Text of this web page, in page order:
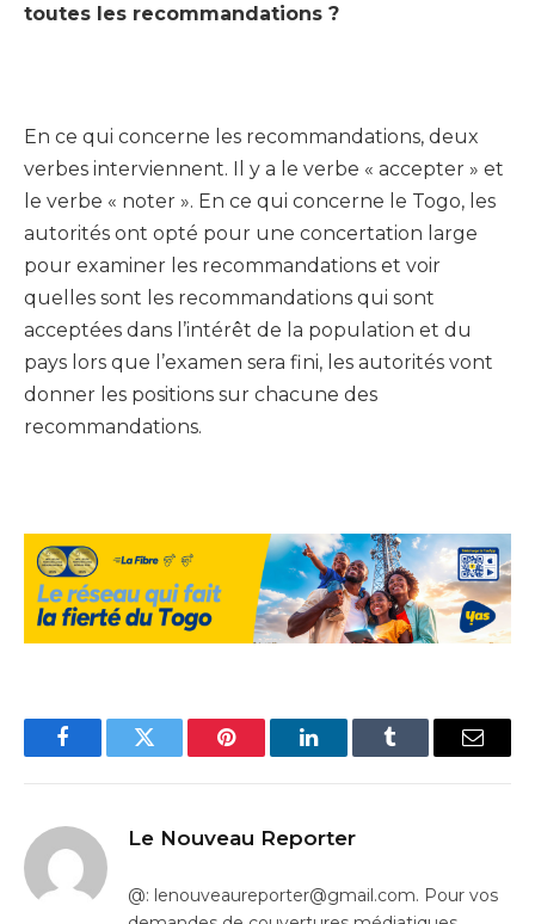
toutes les recommandations ?
En ce qui concerne les recommandations, deux
verbes interviennent. Il y a le verbe « accepter » et
le verbe « noter ». En ce qui concerne le Togo, les
autorités ont opté pour une concertation large
pour examiner les recommandations et voir
quelles sont les recommandations qui sont
acceptées dans l’intérêt de la population et du
pays lors que l’examen sera fini, les autorités vont
donner les positions sur chacune des
recommandations.
FacebookTwitter Pinterest LinkedInTumblr Email
Le Nouveau Reporter
@: lenouveaureporter@gmail.com. Pour vos